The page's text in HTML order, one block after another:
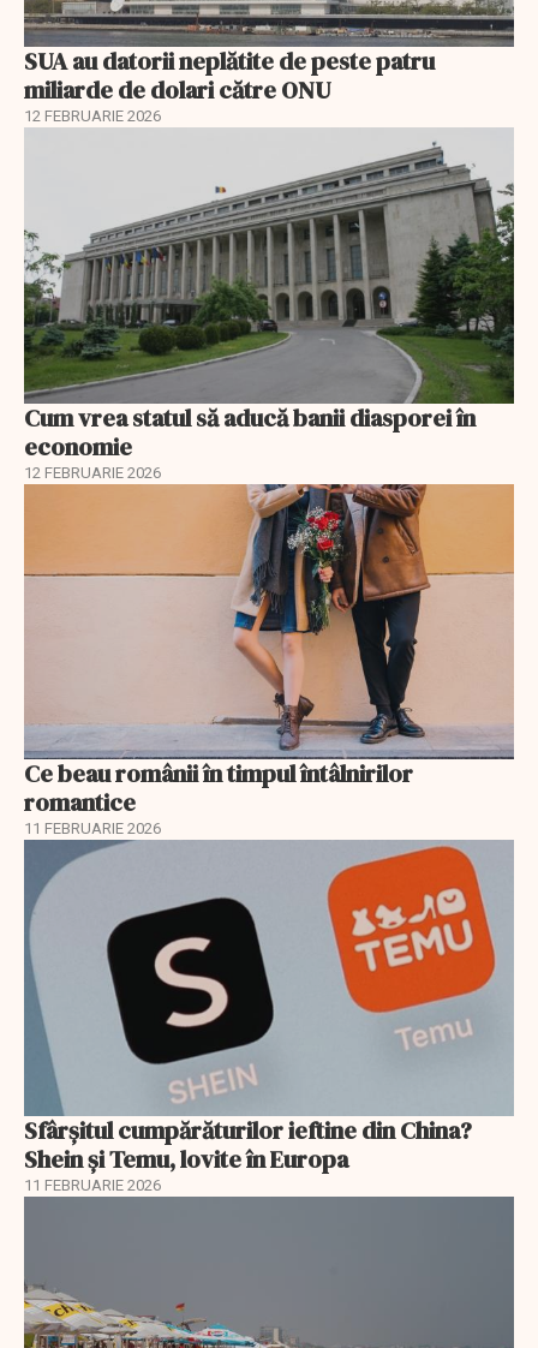
SUA au datorii neplătite de peste patru
miliarde de dolari către ONU
12 FEBRUARIE 2026
Cum vrea statul să aducă banii diasporei în
economie
12 FEBRUARIE 2026
Ce beau românii în timpul întâlnirilor
romantice
11 FEBRUARIE 2026
Sfârșitul cumpărăturilor ieftine din China?
Shein și Temu, lovite în Europa
11 FEBRUARIE 2026